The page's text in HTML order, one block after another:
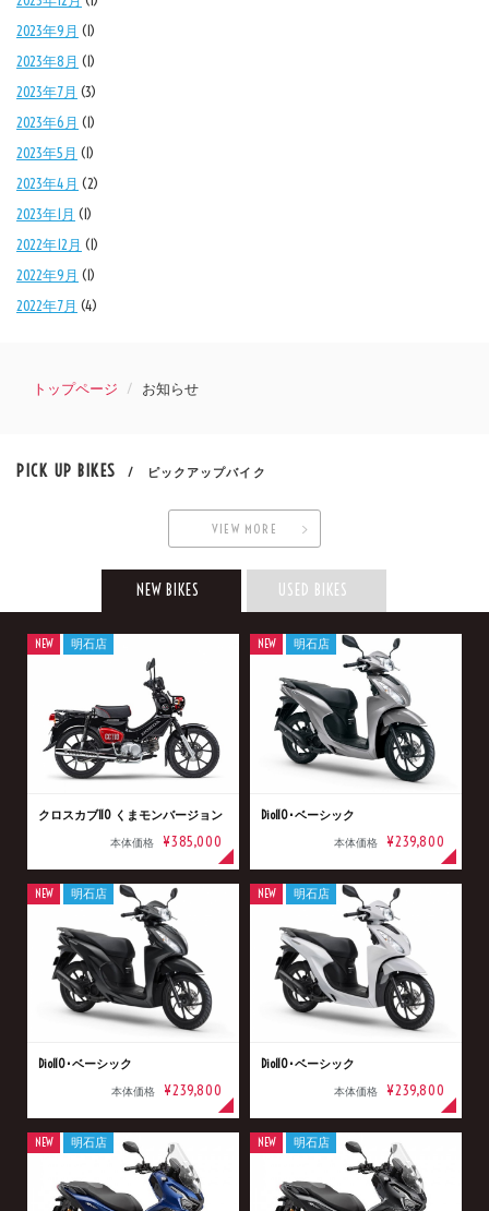
2023年9月 (1)
2023年8月 (1)
2023年7月 (3)
2023年6月 (1)
2023年5月 (1)
2023年4月 (2)
2023年1月 (1)
2022年12月 (1)
2022年9月 (1)
2022年7月 (4)
トップページ お知らせ
PICK UP BIKES / ピックアップバイク
VIEW MORE
NEW BIKES USED BIKES
クロスカブ110 くまモンバージョン
本体価格 ¥385,000
NEW 明石店
Dio110･ベーシック
本体価格 ¥239,800
NEW 明石店
Dio110･ベーシック
本体価格 ¥239,800
NEW 明石店
Dio110･ベーシック
本体価格 ¥239,800
NEW 明石店
NEW 明石店 NEW 明石店